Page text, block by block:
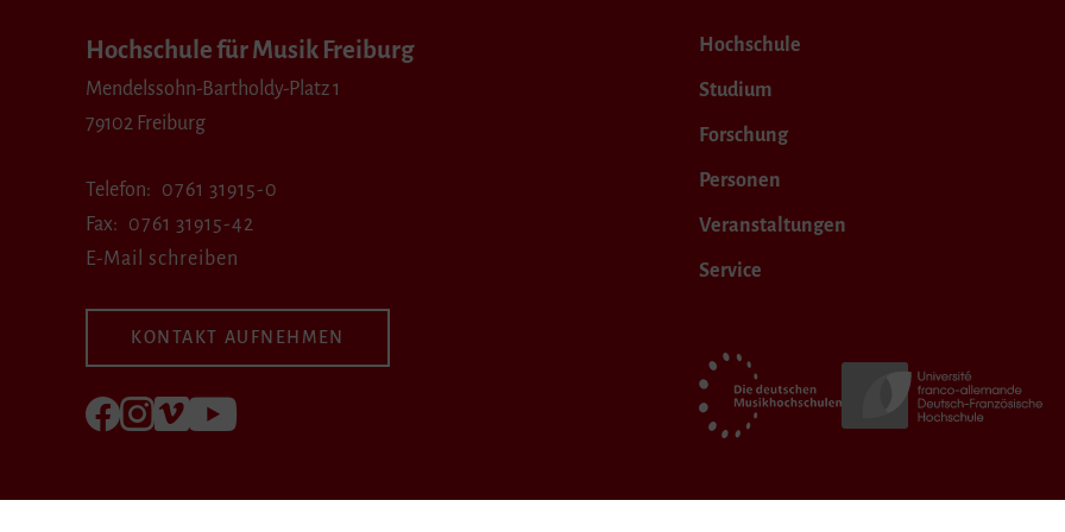
Hochschule für Musik Freiburg
Mendelssohn-Bartholdy-Platz 1
79102 Freiburg
Telefon
0761 31915-0
Fax
0761 31915-42
E-Mail schreiben
KONTAKT AUFNEHMEN
Folgen Sie uns auf Facebook
Folgen Sie uns auf Instagram
Besuchen Sie uns bei Vimeo
Hochschule
Studium
Forschung
Personen
Veranstaltungen
Service